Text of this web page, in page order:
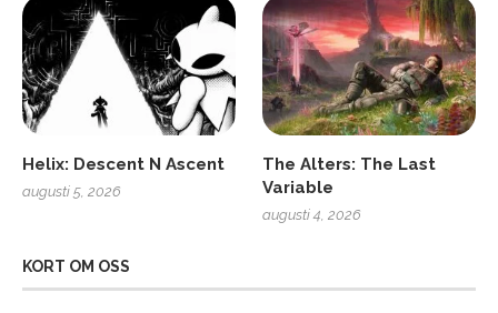
Helix: Descent N Ascent
augusti 5, 2026
The Alters: The Last
Variable
augusti 4, 2026
KORT OM OSS